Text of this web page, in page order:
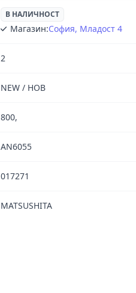
В НАЛИЧНОСТ
Магазин:София, Младост 4
2
NEW / НОВ
800,
AN6055
017271
MATSUSHITA